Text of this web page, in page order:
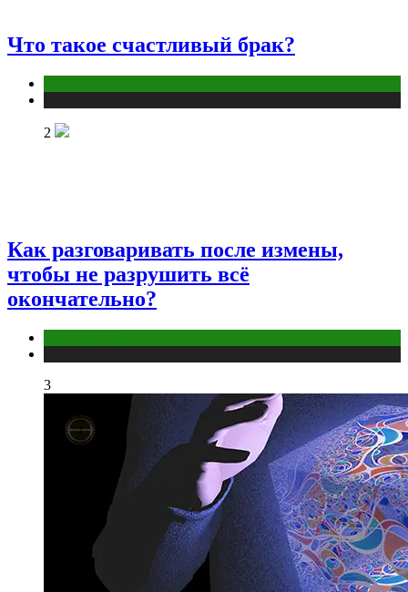
Что такое счастливый брак?
2
Как разговаривать после измены,
чтобы не разрушить всё
окончательно?
3